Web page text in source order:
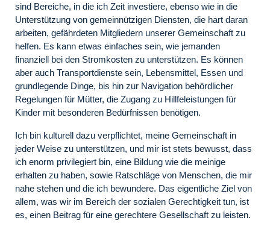
sind Bereiche, in die ich Zeit investiere, ebenso wie in die
Unterstützung von gemeinnützigen Diensten, die hart daran
arbeiten, gefährdeten Mitgliedern unserer Gemeinschaft zu
helfen. Es kann etwas einfaches sein, wie jemanden
finanziell bei den Stromkosten zu unterstützen. Es können
aber auch Transportdienste sein, Lebensmittel, Essen und
grundlegende Dinge, bis hin zur Navigation behördlicher
Regelungen für Mütter, die Zugang zu Hillfeleistungen für
Kinder mit besonderen Bedürfnissen benötigen.
Ich bin kulturell dazu verpflichtet, meine Gemeinschaft in
jeder Weise zu unterstützen, und mir ist stets bewusst, dass
ich enorm privilegiert bin, eine Bildung wie die meinige
erhalten zu haben, sowie Ratschläge von Menschen, die mir
nahe stehen und die ich bewundere. Das eigentliche Ziel von
allem, was wir im Bereich der sozialen Gerechtigkeit tun, ist
es, einen Beitrag für eine gerechtere Gesellschaft zu leisten.